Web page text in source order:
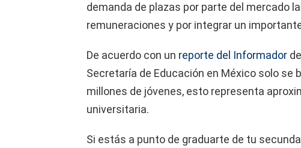
demanda de plazas por parte del mercado
remuneraciones y por integrar un
De acuerdo con un reporte del Informador
Secretaría de Educación en México solo se
millones de jóvenes, esto representa
universitaria.
Si estás a punto de graduarte de tu